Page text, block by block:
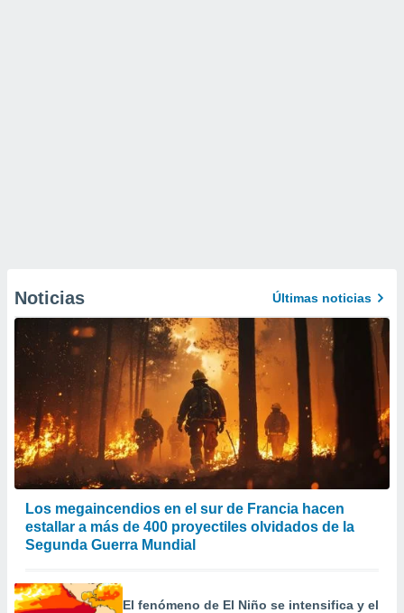
Noticias Últimas noticias
Los megaincendios en el sur de Francia hacen
estallar a más de 400 proyectiles olvidados de la
Segunda Guerra Mundial
El fenómeno de El Niño se intensifica y el